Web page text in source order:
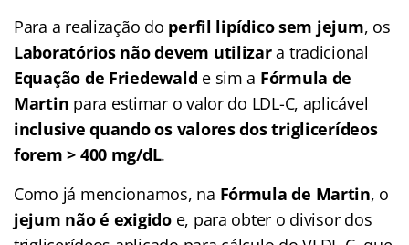
Para a realização do perfil lipídico sem jejum, os
Laboratórios não devem utilizara tradicional
Equação de Friedewald e sim a Fórmula de
Martin para estimar o valor do LDL-C, aplicável
inclusive quando os valores dos triglicerídeos
forem > 400 mg/dL.
Como já mencionamos, na Fórmula de Martin, o
jejum não é exigidoe, para obter o divisor dos